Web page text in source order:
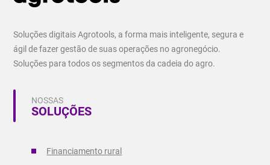
Soluções digitais Agrotools, a forma mais inteligente, segura e
ágil de fazer gestão de suas operações no agronegócio.
Soluções para todos os segmentos da cadeia do agro.
NOSSAS
SOLUÇÕES
Financiamento rural